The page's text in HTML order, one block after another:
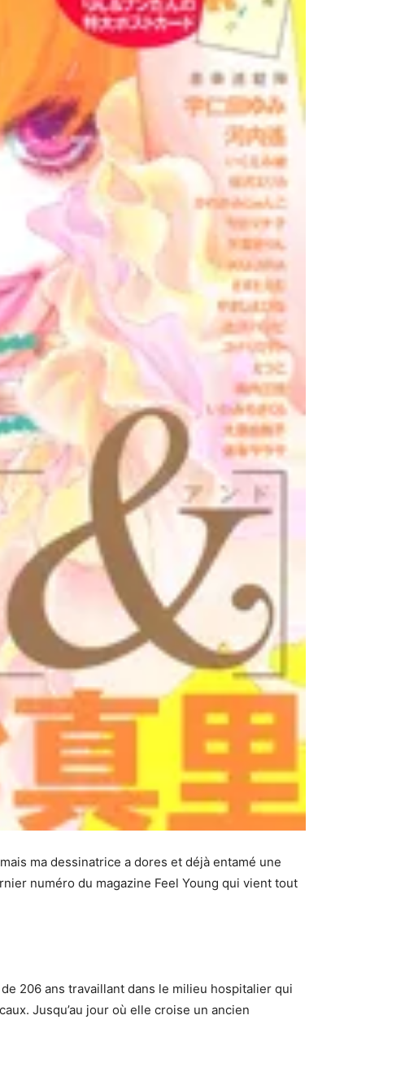
ma dessinatrice a dores et déjà entamé une
numéro du magazine Feel Young qui vient tout
206 ans travaillant dans le milieu hospitalier qui
Jusqu’au jour où elle croise un ancien